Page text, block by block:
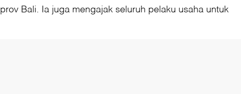
Bali. Ia juga mengajak seluruh pelaku usaha untuk